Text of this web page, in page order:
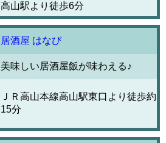
高山駅より徒歩6分
居酒屋 はなび
美味しい居酒屋飯が味わえる♪
ＪＲ高山本線高山駅東口より徒歩約
15分